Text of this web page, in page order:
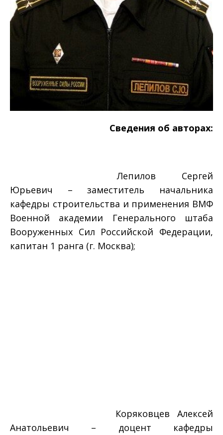
Сведения об авторах:
Лепилов Сергей
Юрьевич – заместитель начальника
кафедры строительства и применения ВМФ
Военной академии Генерального штаба
Вооруженных Сил Российской Федерации,
капитан 1 ранга (г. Москва);
Коряковцев Алексей
Анатольевич – доцент кафедры